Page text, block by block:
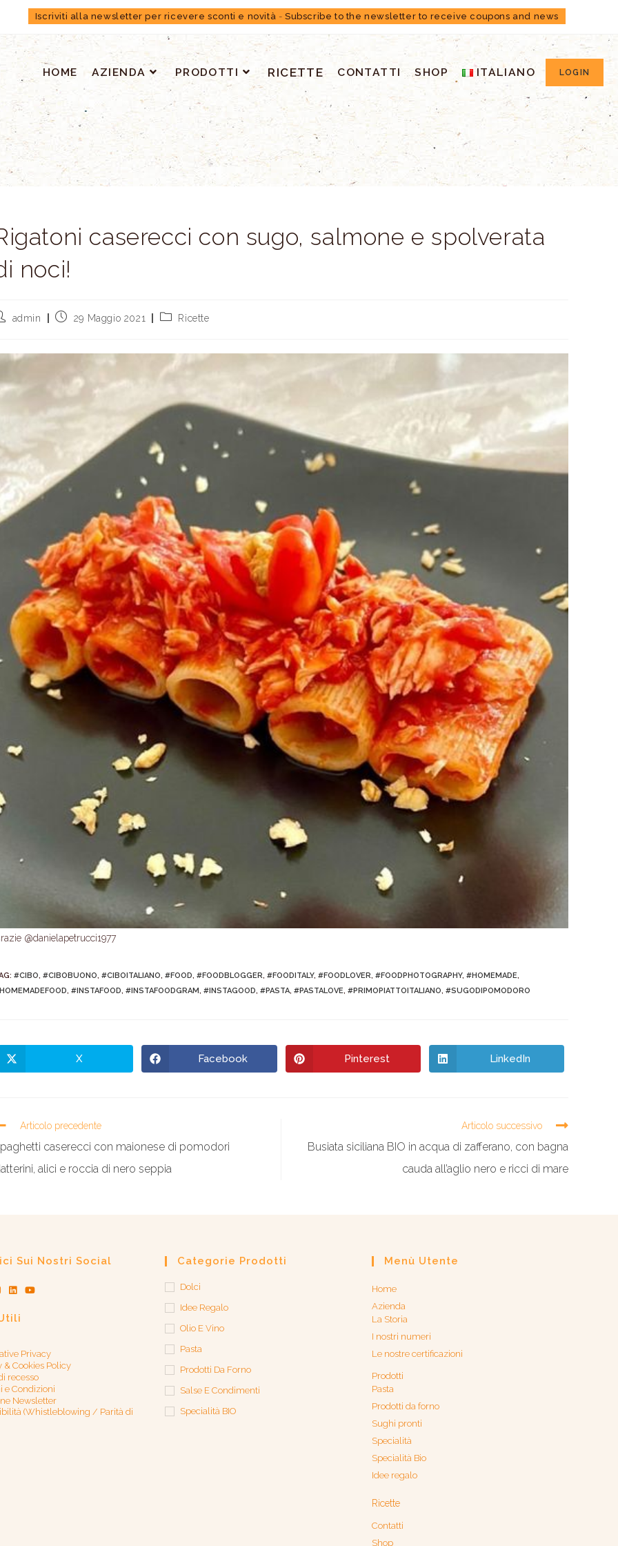
Iscriviti alla newsletter per ricevere sconti e novità - Subscribe to the newsletter to receive coupons and news
LOGIN
HOME AZIENDA PRODOTTI RICETTE CONTATTI SHOP ITALIANO
caserecci con sugo, salmone e spolverata
noci!
admin 29 Maggio 2021 Ricette
@danielapetrucci1977
: #CIBO, #CIBOBUONO, #CIBOITALIANO, #FOOD, #FOODBLOGGER, #FOODITALY, #FOODLOVER, #FOODPHOTOGRAPHY, #HOMEMADE,
, #INSTAFOOD, #INSTAFOODGRAM, #INSTAGOOD, #PASTA, #PASTALOVE, #PRIMOPIATTOITALIANO, #SUGODIPOMODORO
X Facebook Pinterest LinkedIn
Articolo precedente
caserecci con maionese di pomodori
alici e roccia di nero seppia
Articolo successivo
Busiata siciliana BIO in acqua di zafferano, con bagna
cauda all’aglio nero e ricci di mare
Sui Nostri Social
Privacy
& Cookies Policy
recesso
e Condizioni
Newsletter
(Whistleblowing / Parità di
Categorie Prodotti
Dolci
Idee Regalo
Olio E Vino
Pasta
Prodotti Da Forno
Salse E Condimenti
Specialità BIO
Menù Utente
Home
Azienda
La Storia
I nostri numeri
Le nostre certificazioni
Prodotti
Pasta
Prodotti da forno
Sughi pronti
Specialità
Specialità Bio
Idee regalo
Ricette
Contatti
Shop